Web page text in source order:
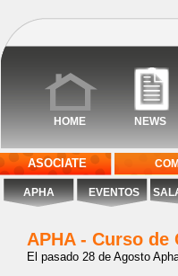
HOME NEWS
ASOCIATE
APHA EVENTOS
APHA - Curso
El pasado 28 de Agosto